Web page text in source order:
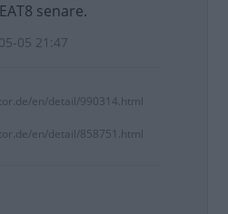
senare.
05 21:47
en/detail/990314.html
en/detail/858751.html